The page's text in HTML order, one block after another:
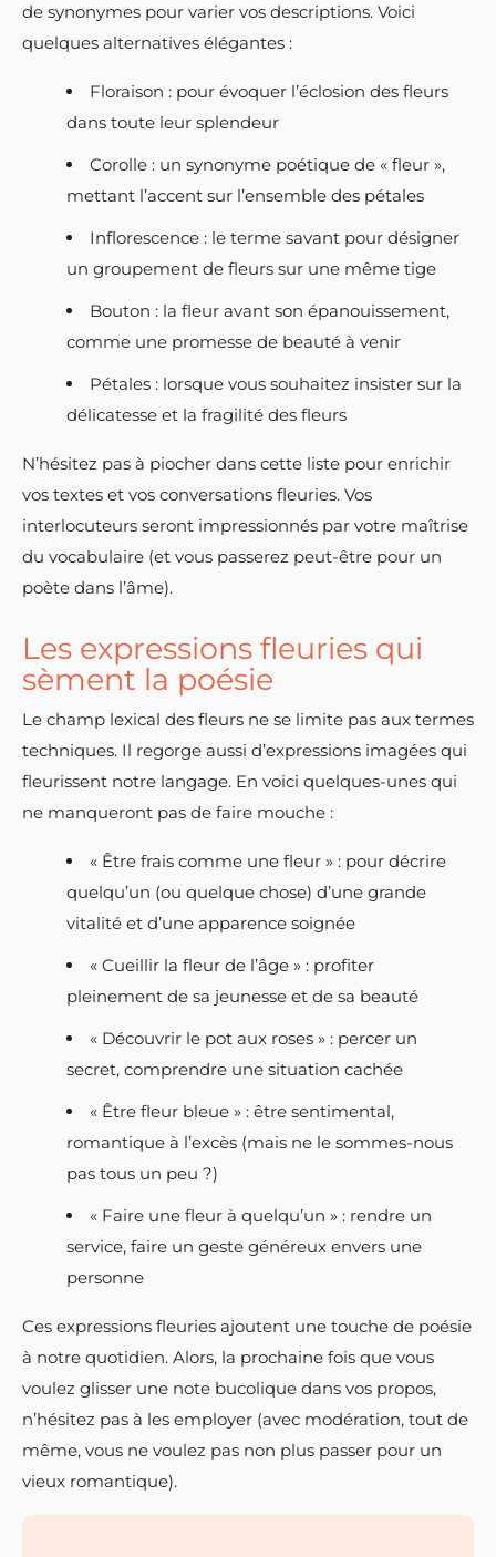
de synonymes pour varier vos descriptions. Voici
quelques alternatives élégantes :
Floraison : pour évoquer l’éclosion des fleurs
dans toute leur splendeur
Corolle : un synonyme poétique de « fleur »,
mettant l’accent sur l’ensemble des pétales
Inflorescence : le terme savant pour désigner
un groupement de fleurs sur une même tige
Bouton : la fleur avant son épanouissement,
comme une promesse de beauté à venir
Pétales : lorsque vous souhaitez insister sur la
délicatesse et la fragilité des fleurs
N’hésitez pas à piocher dans cette liste pour enrichir
vos textes et vos conversations fleuries. Vos
interlocuteurs seront impressionnés par votre maîtrise
du vocabulaire (et vous passerez peut-être pour un
poète dans l’âme).
Les expressions fleuries qui
sèment la poésie
Le champ lexical des fleurs ne se limite pas aux termes
techniques. Il regorge aussi d’expressions imagées qui
fleurissent notre langage. En voici quelques-unes qui
ne manqueront pas de faire mouche :
« Être frais comme une fleur » : pour décrire
quelqu’un (ou quelque chose) d’une grande
vitalité et d’une apparence soignée
« Cueillir la fleur de l’âge » : profiter
pleinement de sa jeunesse et de sa beauté
« Découvrir le pot aux roses » : percer un
secret, comprendre une situation cachée
« Être fleur bleue » : être sentimental,
romantique à l’excès (mais ne le sommes-nous
pas tous un peu ?)
« Faire une fleur à quelqu’un » : rendre un
service, faire un geste généreux envers une
personne
Ces expressions fleuries ajoutent une touche de poésie
à notre quotidien. Alors, la prochaine fois que vous
voulez glisser une note bucolique dans vos propos,
n’hésitez pas à les employer (avec modération, tout de
même, vous ne voulez pas non plus passer pour un
vieux romantique).